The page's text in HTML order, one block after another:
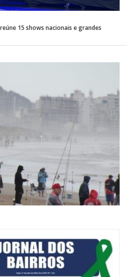
15 shows nacionais e grandes